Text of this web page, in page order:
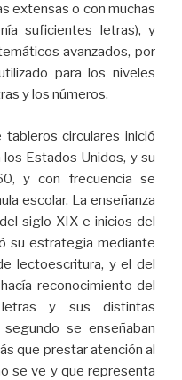
extensas o con muchas
suficientes letras), y
avanzados, por
para los niveles
y los números.
circulares inició
Estados Unidos, y su
y con frecuencia se
escolar. La enseñanza
siglo XIX e inicios del
su estrategia mediante
lectoescritura, y el del
reconocimiento del
y sus distintas
se enseñaban
que prestar atención al
se ve y que representa